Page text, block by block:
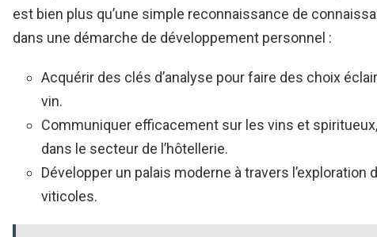
est bien plus qu’une simple reconnaissance de
dans une démarche de développement personnel :
Acquérir des clés d’analyse pour faire des choix
vin.
Communiquer efficacement sur les vins et
dans le secteur de l’hôtellerie.
Développer un palais moderne à travers l’exploration
viticoles.